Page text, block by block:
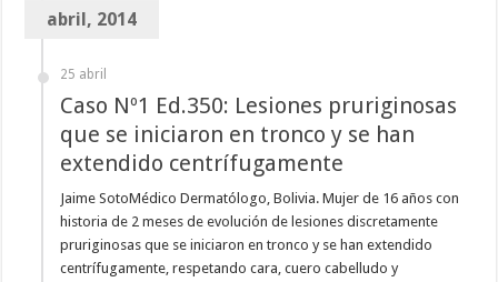
abril, 2014
25 abril
Caso Nº1 Ed.350: Lesiones pruriginosas
que se iniciaron en tronco y se han
extendido centrífugamente
Jaime SotoMédico Dermatólogo, Bolivia. Mujer de 16 años con
historia de 2 meses de evolución de lesiones discretamente
pruriginosas que se iniciaron en tronco y se han extendido
centrífugamente, respetando cara, cuero cabelludo y